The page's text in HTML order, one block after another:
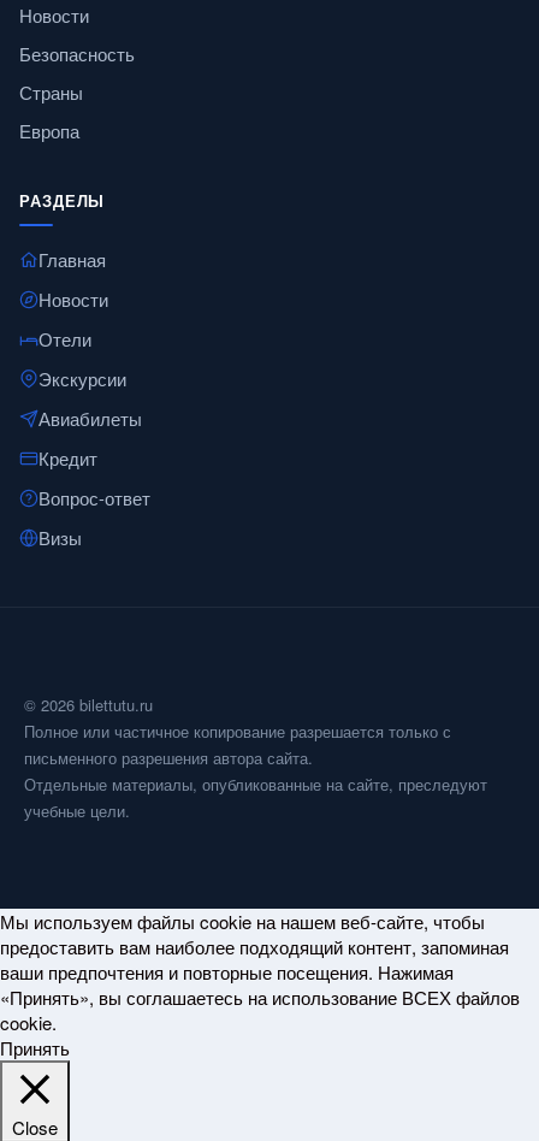
Новости
Безопасность
Страны
Европа
РАЗДЕЛЫ
Главная
Новости
Отели
Экскурсии
Авиабилеты
Кредит
Вопрос-ответ
Визы
© 2026 bilettutu.ru
Полное или частичное копирование разрешается только с
письменного разрешения автора сайта.
Отдельные материалы, опубликованные на сайте, преследуют
учебные цели.
Мы используем файлы cookie на нашем веб-сайте, чтобы
предоставить вам наиболее подходящий контент, запоминая
ваши предпочтения и повторные посещения. Нажимая
«Принять», вы соглашаетесь на использование ВСЕХ файлов
cookie.
Принять
Close